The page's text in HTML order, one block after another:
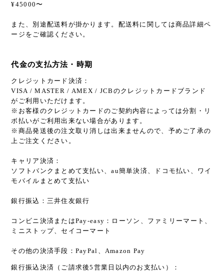
¥45000〜
また、別途配送料が掛かります。配送料に関しては商品詳細ペ
ージをご確認ください。
代金の支払方法・時期
クレジットカード決済：
VISA / MASTER / AMEX / JCBのクレジットカードブランド
がご利用いただけます。
※お客様のクレジットカードのご契約内容によっては分割・リ
ボ払いがご利用出来ない場合があります。
※商品発送後の注文取り消しは出来ませんので、予めご了承の
上ご注文ください。
キャリア決済：
ソフトバンクまとめて支払い、au簡単決済、ドコモ払い、ワイ
モバイルまとめて支払い
銀行振込：三井住友銀行
コンビニ決済またはPay-easy：ローソン、ファミリーマート、
ミニストップ、セイコーマート
その他の決済手段：PayPal、Amazon Pay
銀行振込決済（ご請求後5営業日以内のお支払い）：